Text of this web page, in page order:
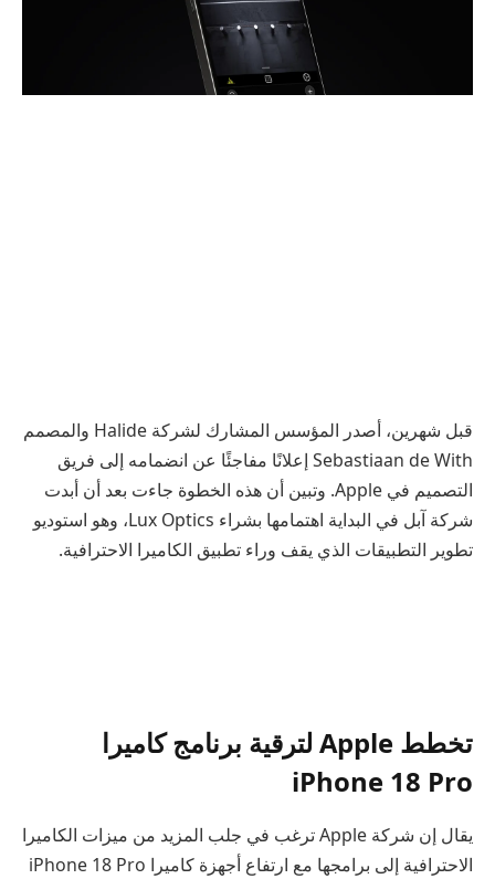
قبل شهرين، أصدر المؤسس المشارك لشركة Halide والمصمم
Sebastiaan de With إعلانًا مفاجئًا عن انضمامه إلى فريق
التصميم في Apple. وتبين أن هذه الخطوة جاءت بعد أن أبدت
شركة آبل في البداية اهتمامها بشراء Lux Optics، وهو استوديو
تطوير التطبيقات الذي يقف وراء تطبيق الكاميرا الاحترافية.
تخطط Apple لترقية برنامج كاميرا
iPhone 18 Pro
يقال إن شركة Apple ترغب في جلب المزيد من ميزات الكاميرا
الاحترافية إلى برامجها مع ارتفاع أجهزة كاميرا iPhone 18 Pro